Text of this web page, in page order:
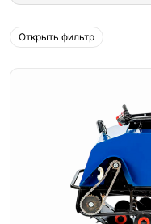
Открыть фильтр